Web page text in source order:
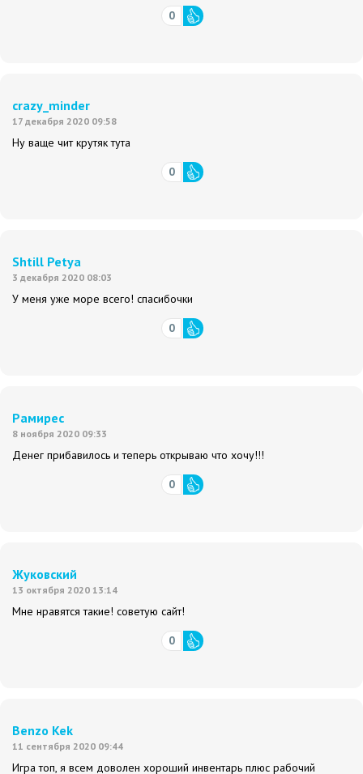
0
crazy_minder
17 декабря 2020 09:58
Ну ваще чит крутяк тута
0
Shtill Petya
3 декабря 2020 08:03
У меня уже море всего! спасибочки
0
Рамирес
8 ноября 2020 09:33
Денег прибавилось и теперь открываю что хочу!!!
0
Жуковский
13 октября 2020 13:14
Мне нравятся такие! советую сайт!
0
Benzo Kek
11 сентября 2020 09:44
Игра топ, я всем доволен хороший инвентарь плюс рабочий